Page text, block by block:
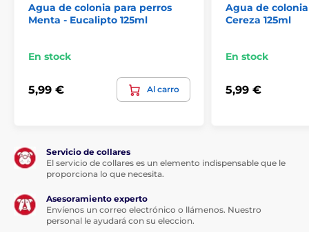
Cuidado de la piel y el pelo
Perfumes para perros % Crianza
% Cosmética y cuidado
Agua de colonia para perros
Menta - Eucalipto 125ml
En stock
5,99 € Al carro
Agua de
Cereza 125ml
En stock
5,99 €
Servicio de collares
El servicio de collares es un elemento indispensable que le
proporciona lo que necesita.
Asesoramiento experto
Envíenos un correo electrónico o llámenos. Nuestro
personal le ayudará con su eleccion.